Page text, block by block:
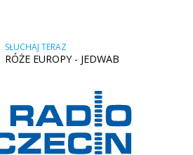
SŁUCHAJ TERAZ
RÓŻE EUROPY - JEDWAB